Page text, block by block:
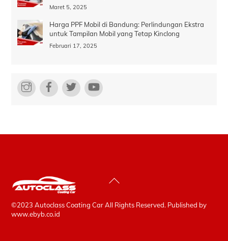
Maret 5, 2025
Harga PPF Mobil di Bandung: Perlindungan Ekstra
untuk Tampilan Mobil yang Tetap Kinclong
Februari 17, 2025
Back
To
©2023 Autoclass Coating Car All Rights Reserved. Published by
www.ebyb.co.id